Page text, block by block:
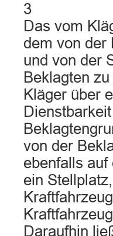
3
Das vom
dem von der
und von der
Beklagten
Kläger über
von der
ebenfalls
ein
Daraufhin